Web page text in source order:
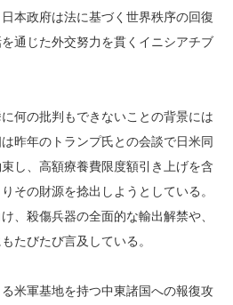
本政府は法に基づく世界秩序の回復
通じた外交努力を貫くイニシアチブ
何の批判もできないことの背景には
昨年のトランプ氏との会談で日米同
し、高額療養費限度額引き上げを含
その財源を捻出しようとしている。
、殺傷兵器の全面的な輸出解禁や、
たびたび言及している。
米軍基地を持つ中東諸国への報復攻